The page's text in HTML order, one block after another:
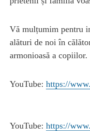
Vă mulțumim pentru
alături de noi în
armonioasă a copiilor.
YouTube: https://
YouTube: https://